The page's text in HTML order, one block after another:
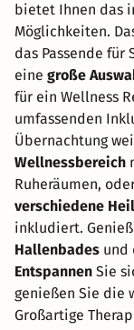
bietet Ihnen das
Möglichkeiten.
das Passende
eine große
für ein Wellness
umfassenden
Übernachtung
Wellnessbereich
Ruheräumen,
verschiedene
inkludiert.
Hallenbades und
Entspannen Sie
genießen Sie die
Großartige